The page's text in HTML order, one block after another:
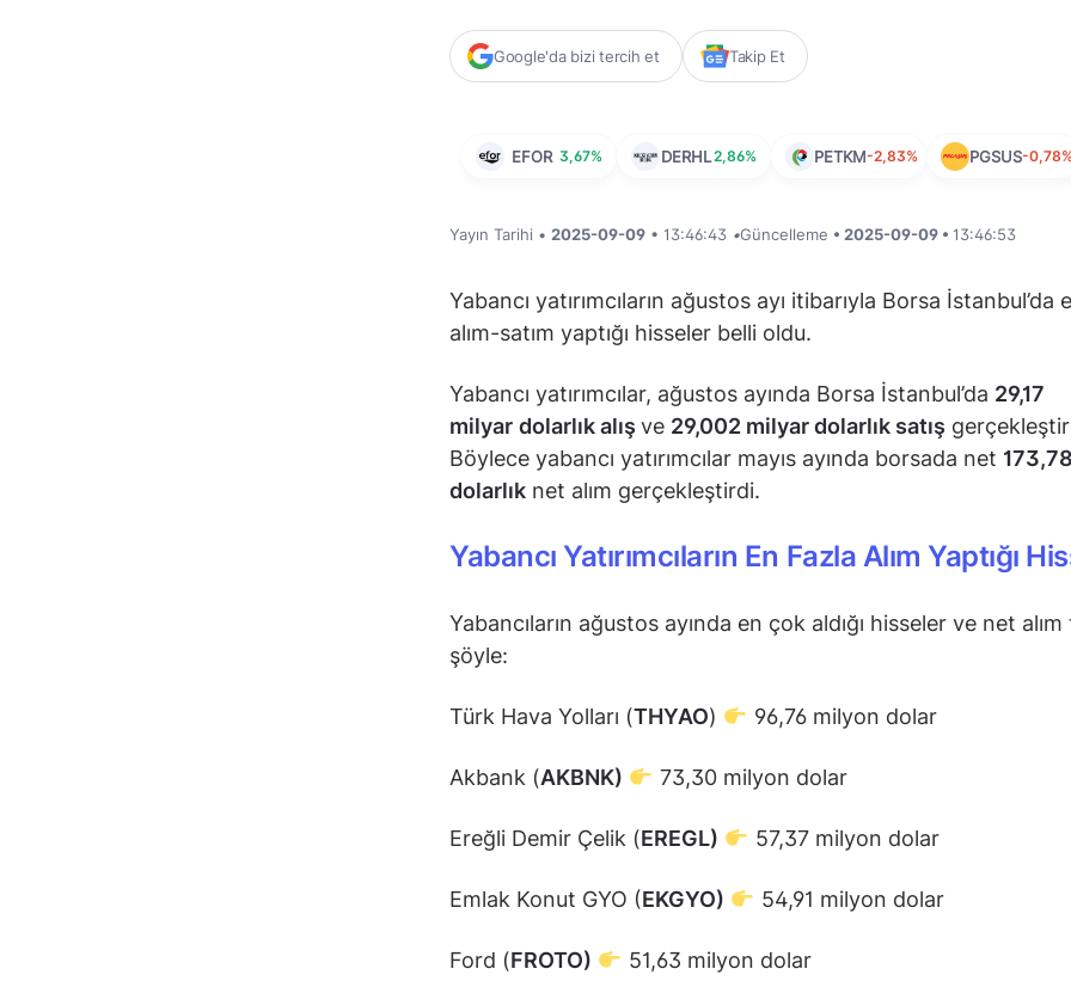
Google'da bizi tercih et Takip Et
EFOR 3,67% DERHL2,86% PETKM-2,83% PGSUS-
Yayın Tarihi • 2025-09-09 • 13:46:43 •Güncelleme • 2025-09-09 • 13:46:53
Yabancı yatırımcıların ağustos ayı itibarıyla Borsa İstanbul’da
alım-satım yaptığı hisseler belli oldu.
Yabancı yatırımcılar, ağustos ayında Borsa İstanbul’da 29,17
milyar dolarlık alış ve 29,002 milyar dolarlık satış
Böylece yabancı yatırımcılar mayıs ayında borsada net
dolarlık net alım gerçekleştirdi.
Yabancı Yatırımcıların En Fazla Alım Yaptığı
Yabancıların ağustos ayında en çok aldığı hisseler ve net alım
şöyle:
Türk Hava Yolları (THYAO) 96,76 milyon dolar
Akbank (AKBNK) 73,30 milyon dolar
Ereğli Demir Çelik (EREGL) 57,37 milyon dolar
Emlak Konut GYO (EKGYO) 54,91 milyon dolar
Ford (FROTO) 51,63 milyon dolar